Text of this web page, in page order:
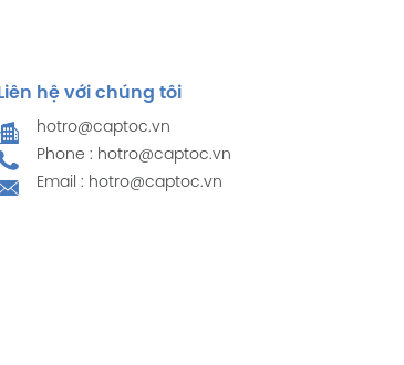
Liên hệ với chúng tôi
hotro@captoc.vn
Phone : hotro@captoc.vn
Email : hotro@captoc.vn